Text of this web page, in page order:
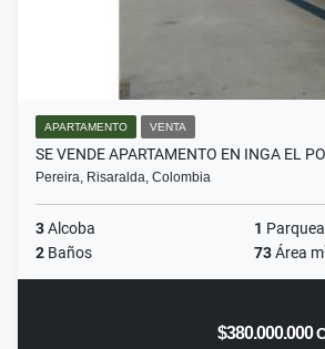
APARTAMENTO VENTA
SE VENDE APARTAMENTO EN INGA EL
Pereira, Risaralda, Colombia
3Alcoba 1
2 Baños 73Área m
$380.000.000